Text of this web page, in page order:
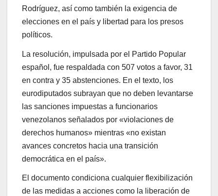
Rodríguez, así como también la exigencia de
elecciones en el país y libertad para los presos
políticos.
La resolución, impulsada por el Partido Popular
español, fue respaldada con 507 votos a favor, 31
en contra y 35 abstenciones. En el texto, los
eurodiputados subrayan que no deben levantarse
las sanciones impuestas a funcionarios
venezolanos señalados por «violaciones de
derechos humanos» mientras «no existan
avances concretos hacia una transición
democrática en el país».
El documento condiciona cualquier flexibilización
de las medidas a acciones como la liberación de